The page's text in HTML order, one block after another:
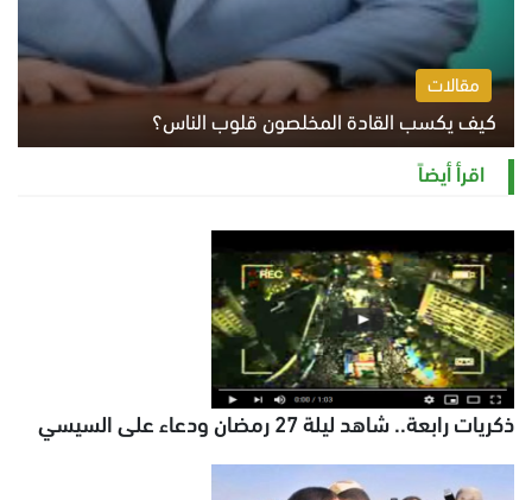
مقالات
كيف يكسب القادة المخلصون قلوب الناس؟
الثلاثاء 4 أغسطس 2026 12:27 م
اقرأ أيضاً
ذكريات رابعة.. شاهد ليلة 27 رمضان ودعاء على السيسي